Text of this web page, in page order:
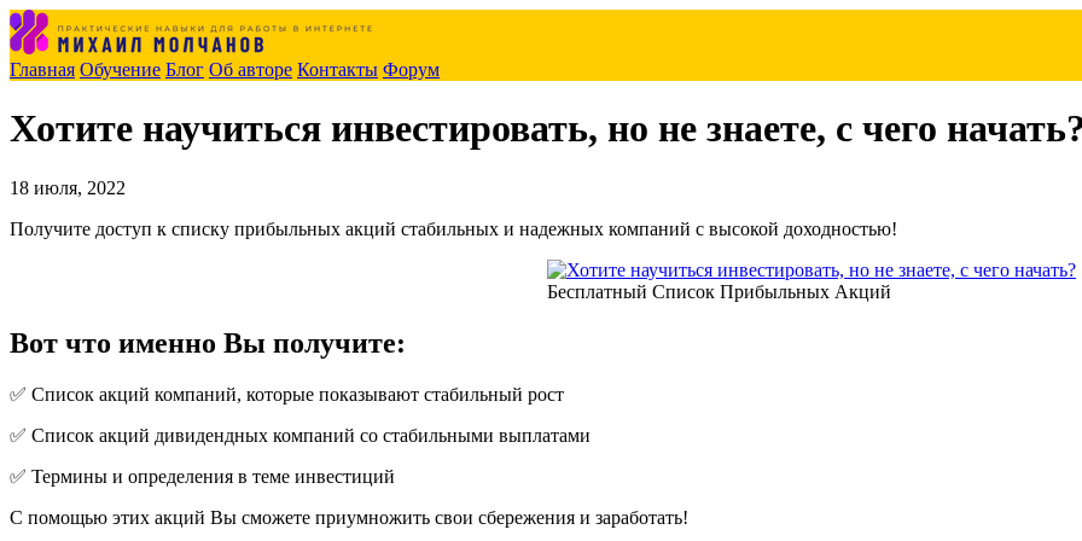
Главная Обучение Блог Об авторе Контакты Форум
Хотите научиться инвестировать, но не знаете, с чего
18 июля, 2022
Получите доступ к списку прибыльных акций стабильных и надежных компаний с высокой доходностью!
Бесплатный Список Прибыльных Акций
Вот что именно Вы получите:
✅ Список акций компаний, которые показывают стабильный рост
✅ Список акций дивидендных компаний со стабильными выплатами
✅ Термины и определения в теме инвестиций
С помощью этих акций Вы сможете приумножить свои сбережения и заработать!